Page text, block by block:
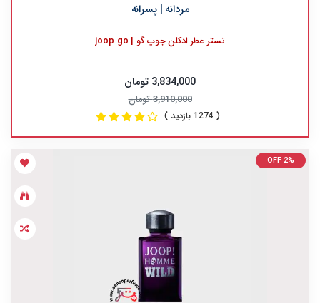
مردانه | پسرانه
تستر عطر ادکلن جوپ گو | joop go
3,834,000 تومان
3,910,000 تومان
( 1274 بازدید )
OFF 2%